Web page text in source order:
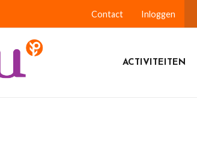
Contact Inloggen
ACTIVITEITEN